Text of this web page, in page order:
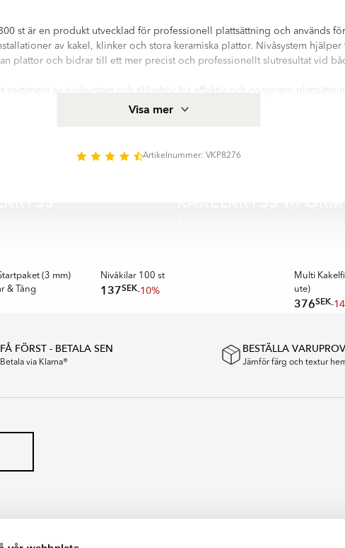
st är en produkt utvecklad för professionell plattsättning och används
av kakel, klinker och stora keramiska plattor. Nivåsystem hjälper
plattor och bidrar till ett mer precist och professionellt slutresultat vid
sortiment av nivåsystem och tillbehör för effektiv och noggrann
miljöer. Produkterna används ofta vid installation av stora
på underlag, plattstorlek och användningsområde. Mer information och
Visa mer
Artikelnummer: VKP8276
(3 mm)
& Tång
Nivåkilar 100 st
137SEK-10%
Multi
ute)
376SEK-
FÅ FÖRST - BETALA SEN
Betala via Klarna®
BESTÄLLA VARUPROV
Jämför färg och textur